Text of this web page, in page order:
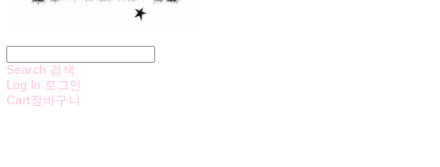
Search 검색
Log In 로그인
Cart장바구니